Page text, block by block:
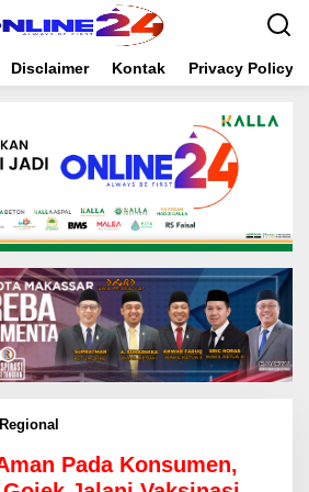
Disclaimer Kontak Privacy Policy
Regional
i
Pada Konsumen,